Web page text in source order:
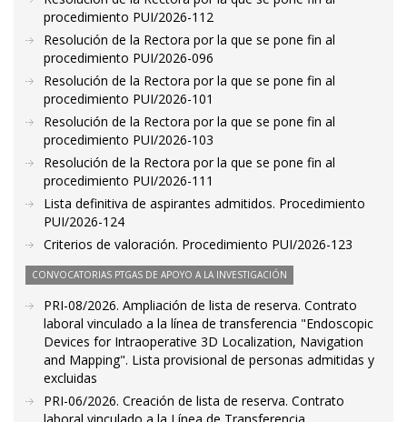
procedimiento PUI/2026-112
Resolución de la Rectora por la que se pone fin al
procedimiento PUI/2026-096
Resolución de la Rectora por la que se pone fin al
procedimiento PUI/2026-101
Resolución de la Rectora por la que se pone fin al
procedimiento PUI/2026-103
Resolución de la Rectora por la que se pone fin al
procedimiento PUI/2026-111
Lista definitiva de aspirantes admitidos. Procedimiento
PUI/2026-124
Criterios de valoración. Procedimiento PUI/2026-123
CONVOCATORIAS PTGAS DE APOYO A LA INVESTIGACIÓN
PRI-08/2026. Ampliación de lista de reserva. Contrato
laboral vinculado a la línea de transferencia "Endoscopic
Devices for Intraoperative 3D Localization, Navigation
and Mapping". Lista provisional de personas admitidas y
excluidas
PRI-06/2026. Creación de lista de reserva. Contrato